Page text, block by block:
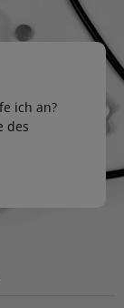
ich an?
des